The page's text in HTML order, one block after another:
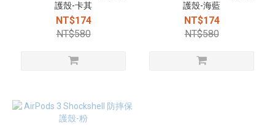
護殼-卡其
NT$174
NT$580
護殼-海藍
NT$174
NT$580